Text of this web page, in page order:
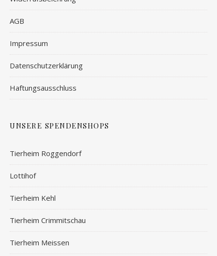
AGB
Impressum
Datenschutzerklärung
Haftungsausschluss
UNSERE SPENDENSHOPS
Tierheim Roggendorf
Lottihof
Tierheim Kehl
Tierheim Crimmitschau
Tierheim Meissen